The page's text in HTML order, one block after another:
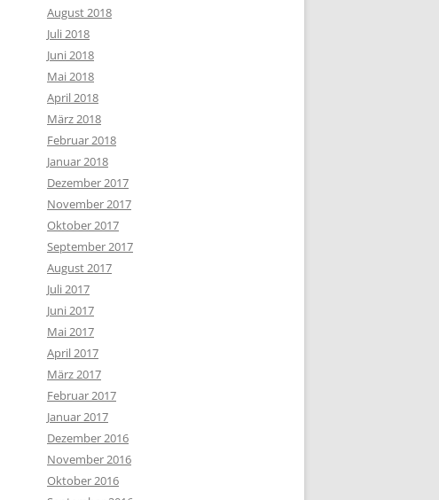
August 2018
Juli 2018
Juni 2018
Mai 2018
April 2018
März 2018
Februar 2018
Januar 2018
Dezember 2017
November 2017
Oktober 2017
September 2017
August 2017
Juli 2017
Juni 2017
Mai 2017
April 2017
März 2017
Februar 2017
Januar 2017
Dezember 2016
November 2016
Oktober 2016